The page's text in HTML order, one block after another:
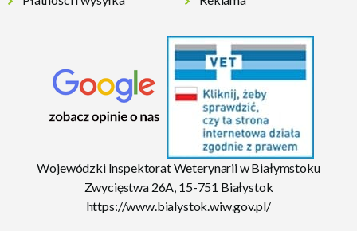
Wojewódzki Inspektorat Weterynarii w Białymstoku
Zwycięstwa 26A, 15-751 Białystok
https://www.bialystok.wiw.gov.pl/